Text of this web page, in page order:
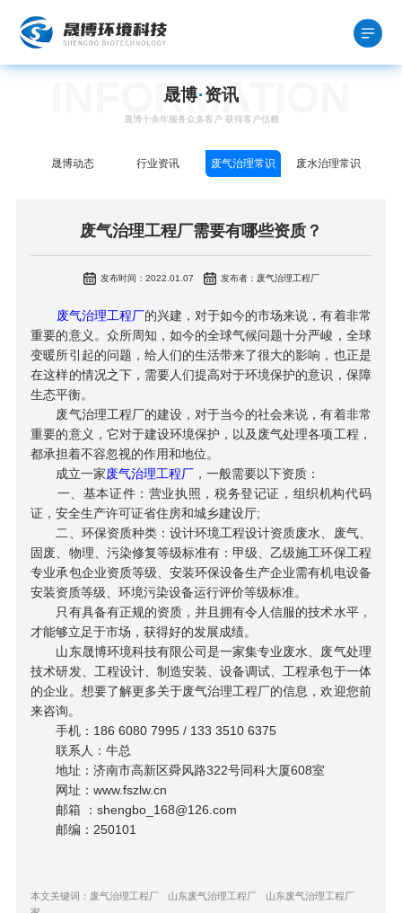
INFORMATION
晟博·资讯
晟博十余年服务众多客户 获得客户信赖
晟博动态 行业资讯 废气治理常识 废水治理常识
废气治理工程厂需要有哪些资质？
发布时间：2022.01.07 发布者：废气治理工程厂
废气治理工程厂的兴建，对于如今的市场来说，有着非常
重要的意义。众所周知，如今的全球气候问题十分严峻，全球
变暖所引起的问题，给人们的生活带来了很大的影响，也正是
在这样的情况之下，需要人们提高对于环境保护的意识，保障
生态平衡。
废气治理工程厂的建设，对于当今的社会来说，有着非常
重要的意义，它对于建设环境保护，以及废气处理各项工程，
都承担着不容忽视的作用和地位。
成立一家 废气治理工程厂 ，一般需要以下资质：
一、基本证件：营业执照，税务登记证，组织机构代码
证，安全生产许可证省住房和城乡建设厅;
二、环保资质种类：设计环境工程设计资质废水、废气、
固废、物理、污染修复等级标准有：甲级、乙级施工环保工程
专业承包企业资质等级、安装环保设备生产企业需有机电设备
安装资质等级、环境污染设备运行评价等级标准。
只有具备有正规的资质，并且拥有令人信服的技术水平，
才能够立足于市场，获得好的发展成绩。
山东晟博环境科技有限公司是一家集专业废水、废气处理
技术研发、工程设计、制造安装、设备调试、工程承包于一体
的企业。想要了解更多关于废气治理工程厂的信息，欢迎您前
来咨询。
手机：186 6080 7995 / 133 3510 6375
联系人：牛总
地址：济南市高新区舜风路322号同科大厦608室
网址：www.fszlw.cn
邮箱 ：shengbo_168@126.com
邮编：250101
本文关键词： 废气治理工程厂 山东废气治理工程厂
山东废气治理工程厂